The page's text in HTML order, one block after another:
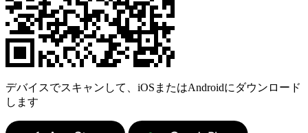
デバイスでスキャンして、iOSまたはAndroidにダウンロード
します